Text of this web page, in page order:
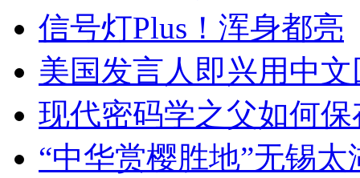
信号灯Plus！浑身都亮
美国发言人即兴用中
现代密码学之父如何
“中华赏樱胜地”无锡